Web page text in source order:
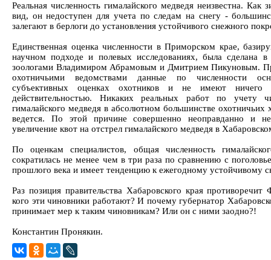
Реальная численность гималайского медведя неизвестна. Как
вид, он недоступен для учета по следам на снегу -
залегают в берлоги до установления устойчивого снежного
Единственная оценка численности в Приморском крае,
научном подходе и полевых исследованиях, была сделана
зоологами Владимиром Абрамовым и Дмитрием Пикуновым.
охотничьими ведомствами данные по численности
субъективных оценках охотников и не имеют
действительностью. Никаких реальных работ по учету
гималайского медведя в абсолютном большинстве охотничьих
ведется. По этой причине совершенно неоправданно и
увеличение квот на отстрел гималайского медведя в
По оценкам специалистов, общая численность
сократилась не менее чем в три раза по сравнению с
прошлого века и имеет тенденцию к ежегодному устойчивому
Раз позиция правительства Хабаровского края
кого эти чиновники работают? И почему губернатор
принимает мер к таким чиновникам? Или он с ними заодно?!
Константин Пронякин.